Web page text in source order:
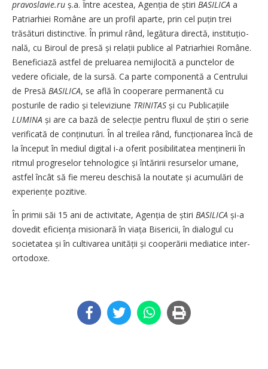
pravoslavie.ru ș.a. Între acestea, Agenția de știri BASILICA a
Patriarhiei Române are un profil aparte, prin cel puțin trei
trăsături distinctive. În primul rând, legătura directă, instituțio­
nală, cu Biroul de presă și relații publice al Patriarhiei Române.
Beneficiază astfel de preluarea nemijlocită a punctelor de
vedere oficiale, de la sursă. Ca parte componentă a Centrului
de Presă BASILICA, se află în cooperare permanentă cu
posturile de radio și televiziune TRINITAS și cu Publicațiile
LUMINA și are ca bază de selecție pentru fluxul de știri o serie
verificată de con­ținuturi. În al treilea rând, funcțio­narea încă de
la început în mediul digital i-a oferit posibilitatea menținerii în
ritmul progreselor tehnologice și întăririi resurselor umane,
astfel încât să fie mereu deschisă la noutate și acumulări de
experiențe pozitive.
În primii săi 15 ani de activitate, Agenția de știri BASILICA și-a
dovedit eficiența misionară în viața Bisericii, în dialogul cu
societatea și în cultivarea unității și cooperării mediatice inter­
ortodoxe.